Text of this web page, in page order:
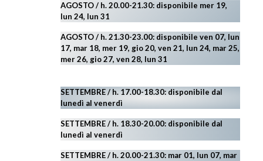
AGOSTO / h. 20.00-21.30: disponibile mer 19,
lun 24, lun 31
AGOSTO/ h. 21.30-23.00: disponibile ven 07, lun
17, mar 18, mer 19, gio 20, ven 21, lun 24, mar 25,
mer 26, gio 27, ven 28, lun 31
SETTEMBRE / h. 17.00-18.30: disponibile dal
lunedì al venerdì
SETTEMBRE / h. 18.30-20.00: disponibile dal
lunedì al venerdì
SETTEMBRE / h. 20.00-21.30: mar 01, lun 07, mar